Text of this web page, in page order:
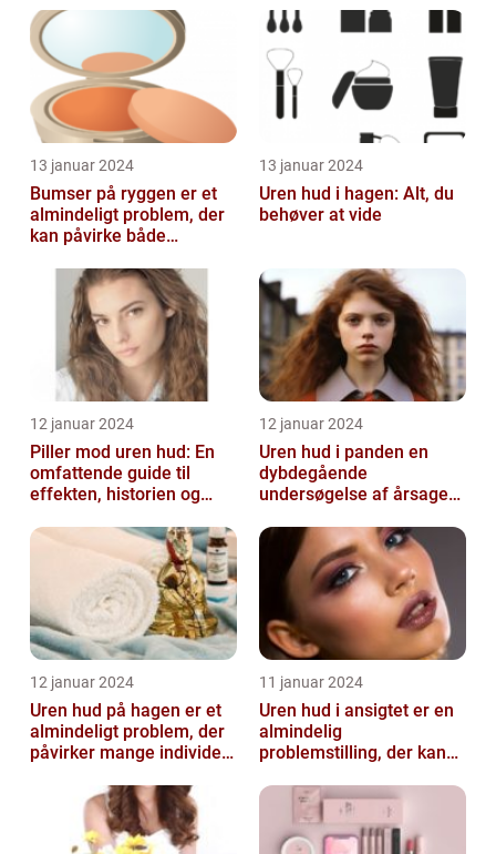
13 januar 2024
Bumser på ryggen er et
almindeligt problem, der
kan påvirke både
13 januar 2024
Uren hud i hagen: Alt, du
behøver at vide
12 januar 2024
Piller mod uren hud: En
omfattende guide til
effekten, historien og
12 januar 2024
Uren hud i panden en
dybdegående
undersøgelse af årsager
12 januar 2024
Uren hud på hagen er et
almindeligt problem, der
påvirker mange individer,
interesse...
11 januar 2024
Uren hud i ansigtet er en
almindelig
problemstilling, der kan
og voksne